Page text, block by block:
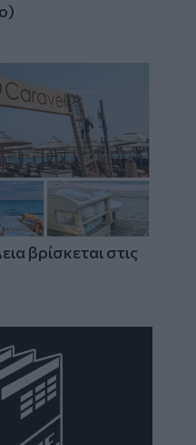
βρίσκεται στις